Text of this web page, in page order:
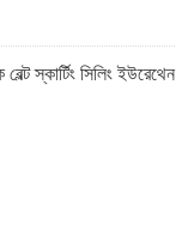
স্কার্টিং সিলিং ইউরেথেন